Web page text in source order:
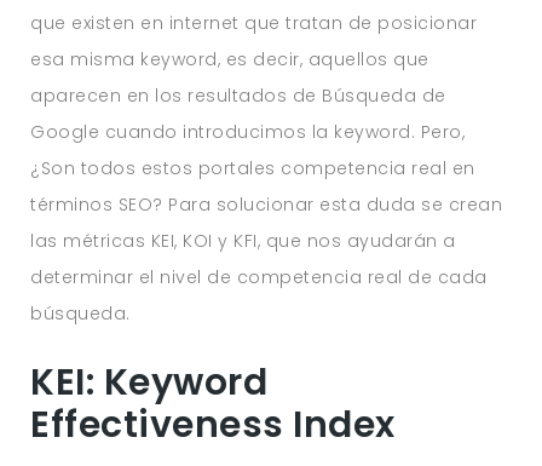
que existen en internet que tratan de posicionar
esa misma keyword, es decir, aquellos que
aparecen en los resultados de Búsqueda de
Google cuando introducimos la keyword. Pero,
¿Son todos estos portales competencia real en
términos SEO? Para solucionar esta duda se crean
las métricas KEI, KOI y KFI, que nos ayudarán a
determinar el nivel de competencia real de cada
búsqueda.
KEI: Keyword
Effectiveness Index